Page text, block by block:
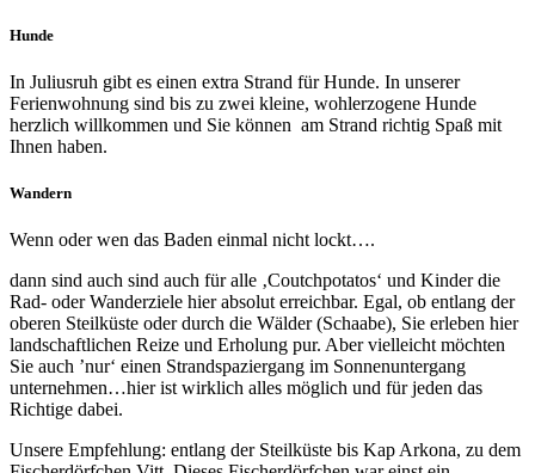
Hunde
In Juliusruh gibt es einen extra Strand für Hunde. In unserer
Ferienwohnung sind bis zu zwei kleine, wohlerzogene Hunde
herzlich willkommen und Sie können am Strand richtig Spaß mit
Ihnen haben.
Wandern
Wenn oder wen das Baden einmal nicht lockt….
dann sind auch sind auch für alle ‚Coutchpotatos‘ und Kinder die
Rad- oder Wanderziele hier absolut erreichbar. Egal, ob entlang der
oberen Steilküste oder durch die Wälder (Schaabe), Sie erleben hier
landschaftlichen Reize und Erholung pur. Aber vielleicht möchten
Sie auch ’nur‘ einen Strandspaziergang im Sonnenuntergang
unternehmen…hier ist wirklich alles möglich und für jeden das
Richtige dabei.
Unsere Empfehlung: entlang der Steilküste bis Kap Arkona, zu dem